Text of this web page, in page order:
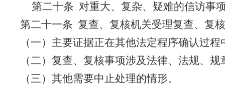
第二十条 对重大、复杂、疑难的信访事
第二十一条 复查、复核机关受理复查、复
（一）主要证据正在其他法定程序确认过程
（二）复查、复核事项涉及法律、法规、
（三）其他需要中止处理的情形。